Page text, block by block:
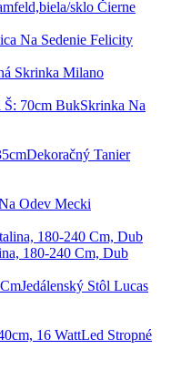
sklo Čierne
Na Sedenie Felicity
Skrinka Milano
Skrinka Na
Dekoračný Tanier
Odev Mecki
180-240 Cm, Dub
Jedálenský Stôl Lucas
Led Stropné